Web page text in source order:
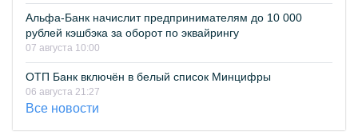
Альфа-Банк начислит предпринимателям до 10 000
рублей кэшбэка за оборот по эквайрингу
07 августа 10:00
ОТП Банк включён в белый список Минцифры
06 августа 21:27
Все новости